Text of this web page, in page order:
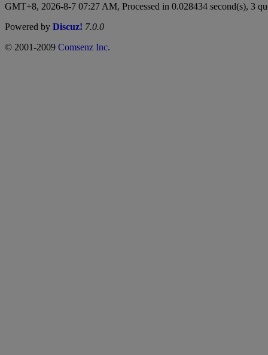
GMT+8, 2026-8-7 07:27 AM, Processed in 0.028434 second(s), 3
Powered by Discuz! 7.0.0
© 2001-2009 Comsenz Inc.